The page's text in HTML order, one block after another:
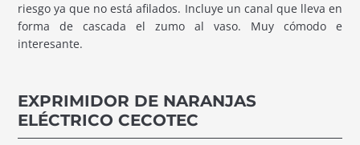
riesgo ya que no está afilados. Incluye un canal que lleva en
forma de cascada el zumo al vaso. Muy cómodo e
interesante.
EXPRIMIDOR DE NARANJAS
ELÉCTRICO CECOTEC